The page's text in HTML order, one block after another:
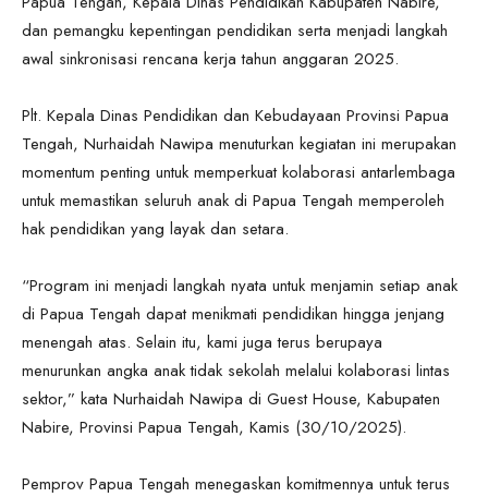
dan pemangku kepentingan pendidikan serta menjadi langkah
awal sinkronisasi rencana kerja tahun anggaran 2025.
Plt. Kepala Dinas Pendidikan dan Kebudayaan Provinsi Papua
Tengah, Nurhaidah Nawipa menuturkan kegiatan ini merupakan
momentum penting untuk memperkuat kolaborasi antarlembaga
untuk memastikan seluruh anak di Papua Tengah memperoleh
hak pendidikan yang layak dan setara.
“Program ini menjadi langkah nyata untuk menjamin setiap anak
di Papua Tengah dapat menikmati pendidikan hingga jenjang
menengah atas. Selain itu, kami juga terus berupaya
menurunkan angka anak tidak sekolah melalui kolaborasi lintas
sektor,” kata Nurhaidah Nawipa di Guest House, Kabupaten
Nabire, Provinsi Papua Tengah, Kamis (30/10/2025).
Pemprov Papua Tengah menegaskan komitmennya untuk terus